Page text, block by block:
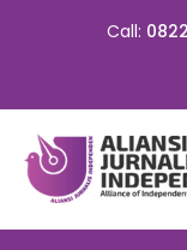
Call: